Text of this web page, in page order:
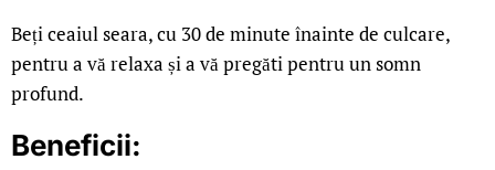
Beți ceaiul seara, cu 30 de minute înainte de culcare,
pentru a vă relaxa și a vă pregăti pentru un somn
profund.
Beneficii: